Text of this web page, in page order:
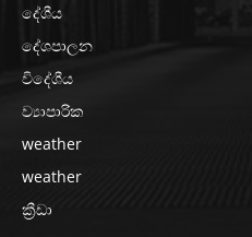
දේශීය
දේශපාලන
විදේශීය
ව්‍යාපාරික
weather
weather
ක්‍රීඩා